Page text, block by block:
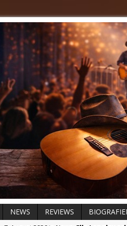
NEWS REVIEWS